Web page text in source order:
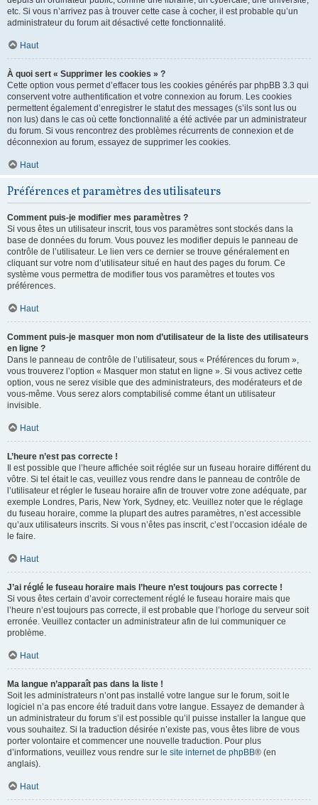
etc. Si vous n’arrivez pas à trouver cette case à cocher, il est probable qu’un
administrateur du forum ait désactivé cette fonctionnalité.
Haut
À quoi sert « Supprimer les cookies » ?
Cette option vous permet d’effacer tous les cookies générés par phpBB 3.3 qui
conservent votre authentification et votre connexion au forum. Les cookies
permettent également d’enregistrer le statut des messages (s’ils sont lus ou
non lus) dans le cas où cette fonctionnalité a été activée par un administrateur
du forum. Si vous rencontrez des problèmes récurrents de connexion et de
déconnexion au forum, essayez de supprimer les cookies.
Haut
Préférences et paramètres des utilisateurs
Comment puis-je modifier mes paramètres ?
Si vous êtes un utilisateur inscrit, tous vos paramètres sont stockés dans la
base de données du forum. Vous pouvez les modifier depuis le panneau de
contrôle de l’utilisateur. Le lien vers ce dernier se trouve généralement en
cliquant sur votre nom d’utilisateur situé en haut des pages du forum. Ce
système vous permettra de modifier tous vos paramètres et toutes vos
préférences.
Haut
Comment puis-je masquer mon nom d’utilisateur de la liste des utilisateurs
en ligne ?
Dans le panneau de contrôle de l’utilisateur, sous « Préférences du forum »,
vous trouverez l’option « Masquer mon statut en ligne ». Si vous activez cette
option, vous ne serez visible que des administrateurs, des modérateurs et de
vous-même. Vous serez alors comptabilisé comme étant un utilisateur
invisible.
Haut
L’heure n’est pas correcte !
Il est possible que l’heure affichée soit réglée sur un fuseau horaire différent du
vôtre. Si tel était le cas, veuillez vous rendre dans le panneau de contrôle de
l’utilisateur et régler le fuseau horaire afin de trouver votre zone adéquate, par
exemple Londres, Paris, New York, Sydney, etc. Veuillez noter que le réglage
du fuseau horaire, comme la plupart des autres paramètres, n’est accessible
qu’aux utilisateurs inscrits. Si vous n’êtes pas inscrit, c’est l’occasion idéale de
le faire.
Haut
J’ai réglé le fuseau horaire mais l’heure n’est toujours pas correcte !
Si vous êtes certain d’avoir correctement réglé le fuseau horaire mais que
l’heure n’est toujours pas correcte, il est probable que l’horloge du serveur soit
erronée. Veuillez contacter un administrateur afin de lui communiquer ce
problème.
Haut
Ma langue n’apparaît pas dans la liste !
Soit les administrateurs n’ont pas installé votre langue sur le forum, soit le
logiciel n’a pas encore été traduit dans votre langue. Essayez de demander à
un administrateur du forum s’il est possible qu’il puisse installer la langue que
vous souhaitez. Si la traduction désirée n’existe pas, vous êtes libre de vous
porter volontaire et commencer une nouvelle traduction. Pour plus
d’informations, veuillez vous rendre sur le site internet de phpBB® (en
anglais).
Haut